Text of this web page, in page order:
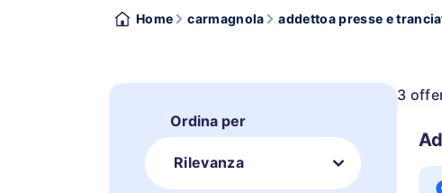
Home carmagnola addettoa presse e
Ordina per
Rilevanza
3